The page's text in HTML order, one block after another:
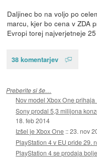
Daljinec bo na voljo po
marcu, kjer bo cena v ZDA
Evropi torej najverjetneje
38 komentarjev
Preberite si še…
Nov model Xbox One prihaja
Sony prodal 5,3 milijona
18. feb 2014
Izšel je Xbox One ::23. nov
PlayStation 4 v EU pride 29.
PlayStation 4 se prodaja